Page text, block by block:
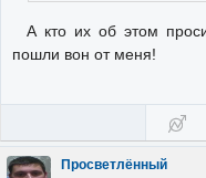
А кто их об этом
пошли вон от меня!
Просветлённый